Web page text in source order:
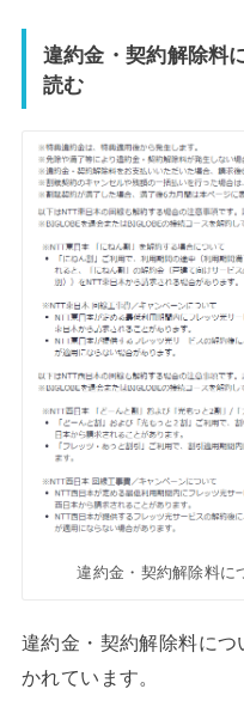
違約金・契約解除料
読む
違約金・契約解除料に
違約金・契約解除料に
かれています。